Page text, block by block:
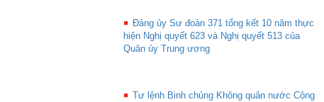
Đảng ủy Sư đoàn 371 tổng kết 10 năm thực
hiện Nghị quyết 623 và Nghị quyết 513 của
Quân ủy Trung ương
Tư lệnh Binh chủng Không quân nước Cộng